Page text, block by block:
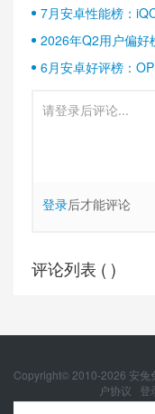
7月安卓性能榜：
2026年Q2用户偏好
6月安卓好评榜：
登录后才能评论
评论列表 ( )
Copyright© 2010-2026 安兔
户协议
登